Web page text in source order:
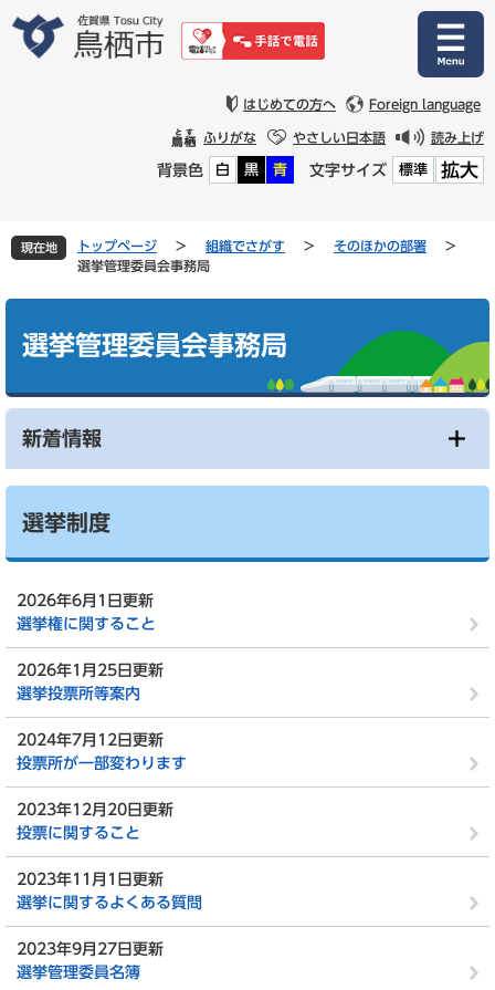
文
はじめての方へ Foreign language
ふりがな やさしい日本語 読み上げ
背景色 白 黒 青 文字サイズ 標準 拡大
現在地 トップページ > 組織でさがす > そのほかの部署
>
選挙管理委員会事務局
選挙管理委員会事務局
新着情報
選挙制度
2026年6月1日更新
選挙権に関すること
2026年1月25日更新
選挙投票所等案内
2024年7月12日更新
投票所が一部変わります
2023年12月20日更新
投票に関すること
2023年11月1日更新
選挙に関するよくある質問
2023年9月27日更新
選挙管理委員名簿